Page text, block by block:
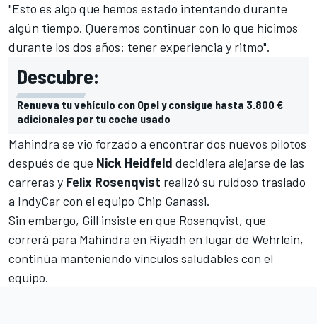
"Esto es algo que hemos estado intentando durante
algún tiempo. Queremos continuar con lo que hicimos
durante los dos años: tener experiencia y ritmo".
Descubre:
Renueva tu vehículo con Opel y consigue hasta 3.800 €
adicionales por tu coche usado
Mahindra se vio forzado a encontrar dos nuevos pilotos
después de que Nick Heidfeld decidiera alejarse de las
carreras y Felix Rosenqvist realizó su ruidoso traslado
a IndyCar con el equipo Chip Ganassi.
Sin embargo, Gill insiste en que Rosenqvist, que
correrá para Mahindra en Riyadh en lugar de Wehrlein,
continúa manteniendo vínculos saludables con el
equipo.